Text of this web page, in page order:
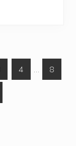
I
r
4
Páginas
intermedias
…
I
r
8